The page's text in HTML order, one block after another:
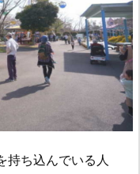
持ち込んでいる人